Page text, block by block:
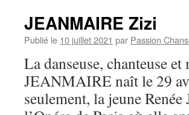
JEANMAIRE Zizi
Publié le 10 juillet 2021 par Passion
La danseuse, chanteuse
JEANMAIRE naît le 29
seulement, la jeune